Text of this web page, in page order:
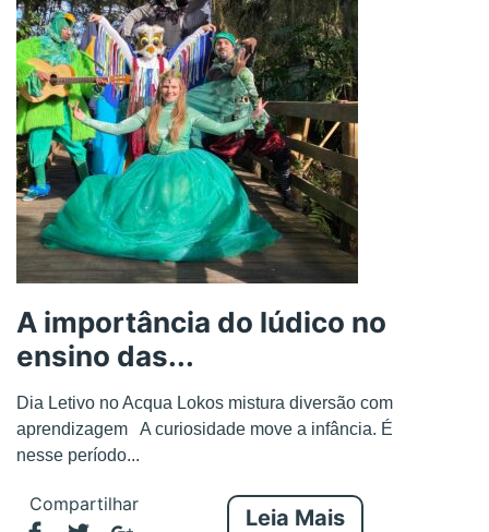
A importância do lúdico no
ensino das...
Dia Letivo no Acqua Lokos mistura diversão com
aprendizagem A curiosidade move a infância. É
nesse período...
Compartilhar
Leia Mais